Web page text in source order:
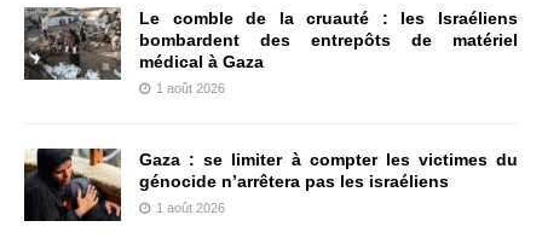
Le comble de la cruauté : les Israéliens
bombardent des entrepôts de matériel
médical à Gaza
1 août 2026
Gaza : se limiter à compter les victimes du
génocide n’arrêtera pas les israéliens
1 août 2026